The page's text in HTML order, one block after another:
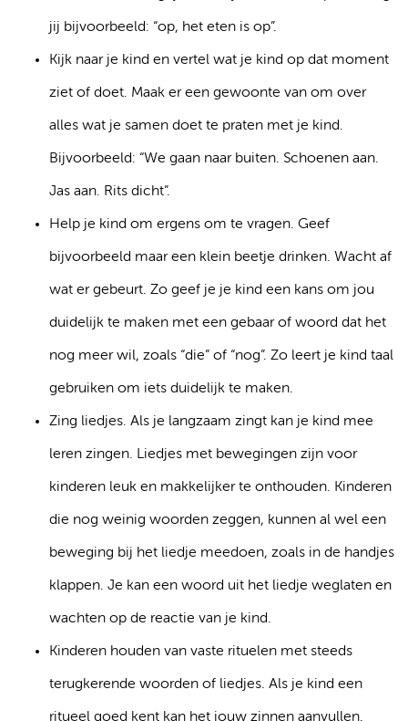
jij bijvoorbeeld: “op, het eten is op”.
Kijk naar je kind en vertel wat je kind op dat moment
ziet of doet. Maak er een gewoonte van om over
alles wat je samen doet te praten met je kind.
Bijvoorbeeld: “We gaan naar buiten. Schoenen aan.
Jas aan. Rits dicht”.
Help je kind om ergens om te vragen. Geef
bijvoorbeeld maar een klein beetje drinken. Wacht af
wat er gebeurt. Zo geef je je kind een kans om jou
duidelijk te maken met een gebaar of woord dat het
nog meer wil, zoals “die” of “nog”. Zo leert je kind taal
gebruiken om iets duidelijk te maken.
Zing liedjes. Als je langzaam zingt kan je kind mee
leren zingen. Liedjes met bewegingen zijn voor
kinderen leuk en makkelijker te onthouden. Kinderen
die nog weinig woorden zeggen, kunnen al wel een
beweging bij het liedje meedoen, zoals in de handjes
klappen. Je kan een woord uit het liedje weglaten en
wachten op de reactie van je kind.
Kinderen houden van vaste rituelen met steeds
terugkerende woorden of liedjes. Als je kind een
ritueel goed kent kan het jouw zinnen aanvullen.